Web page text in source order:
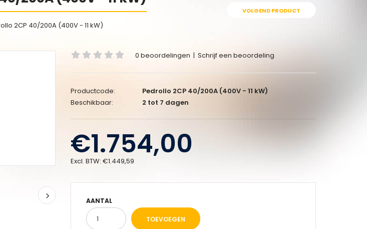
2CP 40/200A (400V - 11 kW)
VOLGEND PRODUCT
0 beoordelingen | Schrijf een beoordeling
Productcode:
Pedrollo 2CP 40/200A (400V - 11 kW)
Beschikbaar:
2 tot 7 dagen
€1.754,00
Excl. BTW: €1.449,59
AANTAL